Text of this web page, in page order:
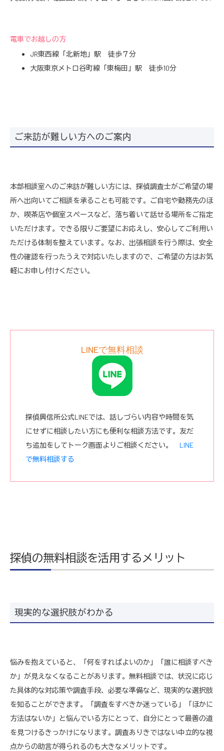
電車でお越しの方
JR東西線「北新地」駅 徒歩７分
大阪東京メトロ谷町線「東梅田」駅 徒歩10分
ご来訪が難しい方へのご案内
本部相談室へのご来訪が難しい方には、探偵調査士がご希望の場
所へ出向いてご相談を承ることも可能です。ご自宅や勤務先のほ
か、喫茶店や個室スペースなど、落ち着いて話せる場所をご指定
いただけます。できる限りご要望にお応えし、安心してご利用い
ただける体制を整えています。なお、出張相談を行う際は、安全
性の確認を行ったうえで対応いたしますので、ご希望の方はお気
軽にお申し付けください。
LINEで無料相談
探偵興信所公式LINEでは、話しづらい内容や時間を気
にせずに相談したい方にも便利な相談方法です。友だ
ち追加をしてトーク画面よりご相談ください。 LINE
で無料相談する
探偵の無料相談を活用するメリット
現実的な選択肢がわかる
悩みを抱えていると、「何をすればよいのか」「誰に相談すべき
か」が見えなくなることがあります。無料相談では、状況に応じ
た具体的な対応策や調査手段、必要な準備など、現実的な選択肢
を知ることができます。「調査をすべきか迷っている」「ほかに
方法はないか」と悩んでいる方にとって、自分にとって最善の道
を見つけるきっかけになります。調査ありきではない中立的な視
点からの助言が得られるのも大きなメリットです。